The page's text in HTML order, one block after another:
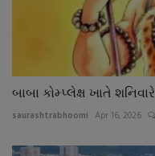
બાબા કોમ્પ્લેક્ષ ખાતે
saurashtrabhoomi Apr 16, 2026